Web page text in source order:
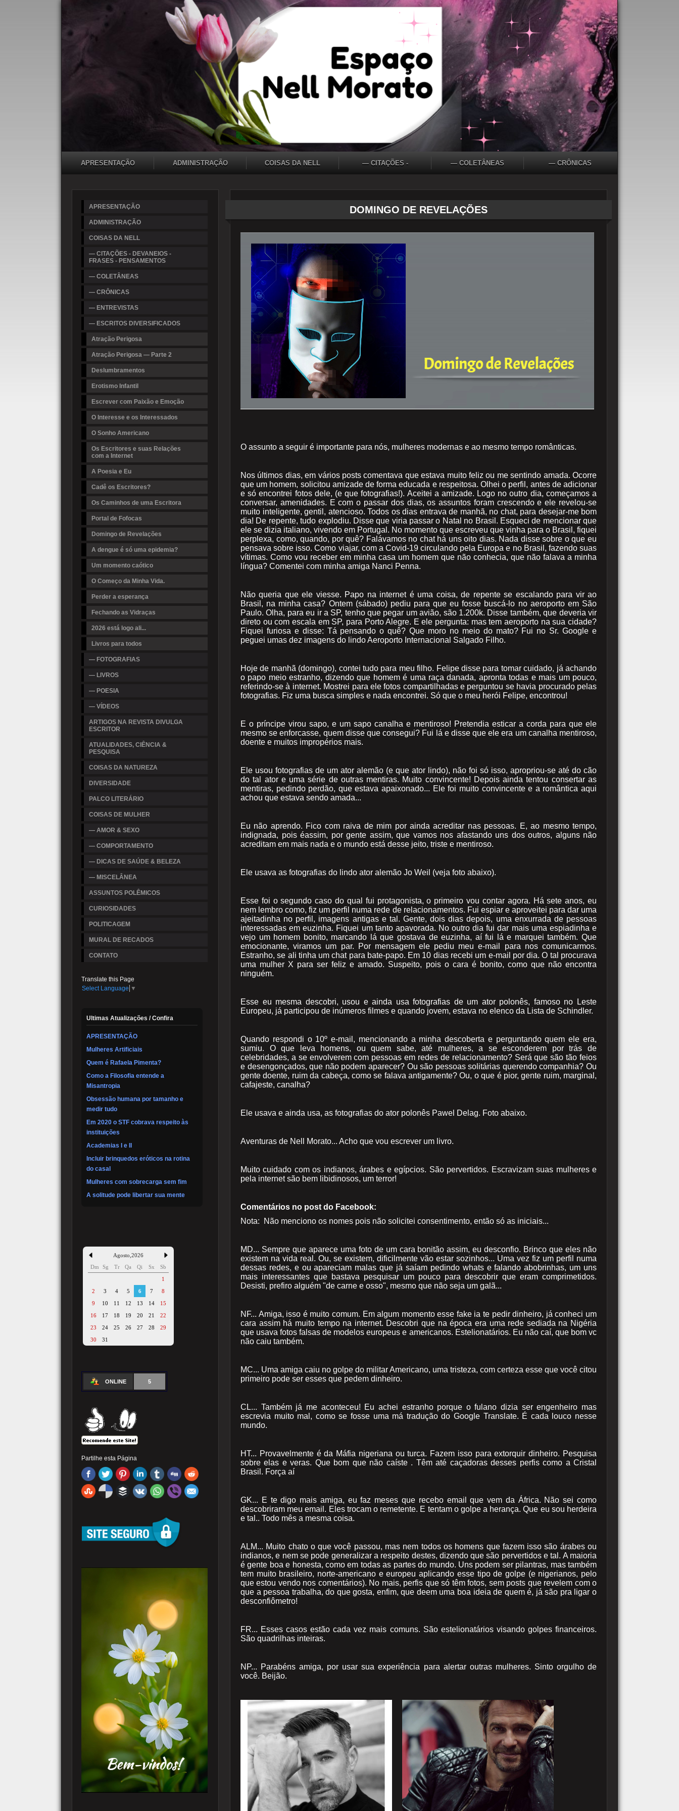
APRESENTAÇÃO ADMINISTRAÇÃO COISAS DA NELL
— CITAÇÕES -
- PENSAMENTOS
— COLETÂNEAS — CRÔNICAS
APRESENTAÇÃO
ADMINISTRAÇÃO
COISAS DA NELL
— CITAÇÕES - DEVANEIOS -
FRASES - PENSAMENTOS
— COLETÂNEAS
— CRÔNICAS
— ENTREVISTAS
— ESCRITOS DIVERSIFICADOS
Atração Perigosa
Atração Perigosa — Parte 2
Deslumbramentos
Erotismo Infantil
Escrever com Paixão e Emoção
O Interesse e os Interessados
O Sonho Americano
Os Escritores e suas Relações
com a Internet
A Poesia e Eu
Cadê os Escritores?
Os Caminhos de uma Escritora
Portal de Fofocas
Domingo de Revelações
A dengue é só uma epidemia?
Um momento caótico
O Começo da Minha Vida.
Perder a esperança
Fechando as Vidraças
2026 está logo ali...
Livros para todos
— FOTOGRAFIAS
— LIVROS
— POESIA
— VÍDEOS
ARTIGOS NA REVISTA DIVULGA
ESCRITOR
ATUALIDADES, CIÊNCIA &
PESQUISA
COISAS DA NATUREZA
DIVERSIDADE
PALCO LITERÁRIO
COISAS DE MULHER
— AMOR & SEXO
— COMPORTAMENTO
— DICAS DE SAÚDE & BELEZA
— MISCELÂNEA
ASSUNTOS POLÊMICOS
CURIOSIDADES
POLITICAGEM
MURAL DE RECADOS
CONTATO
Translate this Page
Select Language ▼
Ultimas Atualizações / Confira
APRESENTAÇÃO
Mulheres Artificiais
Quem é Rafaela Pimenta?
Como a Filosofia entende a
Misantropia
Obsessão humana por tamanho e
medir tudo
Em 2020 o STF cobrava respeito às
instituições
Academias I e II
Incluir brinquedos eróticos na rotina
do casal
Mulheres com sobrecarga sem fim
A solitude pode libertar sua mente
Agosto 2026
Dm
Sg Tr Qa Qi Sx
Sb
1
2
3 4 5 6 7
8
9
10 11 12 13 14
15
16
17 18 19 20 21
22
23
24 25 26 27 28
29
30
31
ONLINE 5
Partilhe esta Página
DOMINGO DE REVELAÇÕES
O assunto a seguir é importante para nós, mulheres modernas e ao mesmo tempo românticas.
Nos últimos dias, em vários posts comentava que estava muito feliz ou me sentindo amada. Ocorre
que um homem, solicitou amizade de forma educada e respeitosa. Olhei o perfil, antes de adicionar
e só encontrei fotos dele, (e que fotografias!). Aceitei a amizade. Logo no outro dia, começamos a
conversar, amenidades. E com o passar dos dias, os assuntos foram crescendo e ele revelou-se
muito inteligente, gentil, atencioso. Todos os dias entrava de manhã, no chat, para desejar-me bom
dia! De repente, tudo explodiu. Disse que viria passar o Natal no Brasil. Esqueci de mencionar que
ele se dizia italiano, vivendo em Portugal. No momento que escreveu que vinha para o Brasil, fiquei
perplexa, como, quando, por quê? Falávamos no chat há uns oito dias. Nada disse sobre o que eu
pensava sobre isso. Como viajar, com a Covid-19 circulando pela Europa e no Brasil, fazendo suas
vítimas. Como vou receber em minha casa um homem que não conhecia, que não falava a minha
língua? Comentei com minha amiga Nanci Penna.
Não queria que ele viesse. Papo na internet é uma coisa, de repente se escalando para vir ao
Brasil, na minha casa? Ontem (sábado) pediu para que eu fosse buscá-lo no aeroporto em São
Paulo. Olha, para eu ir a SP, tenho que pegar um avião, são 1.200k. Disse também, que deveria vir
direto ou com escala em SP, para Porto Alegre. E ele pergunta: mas tem aeroporto na sua cidade?
Fiquei furiosa e disse: Tá pensando o quê? Que moro no meio do mato? Fui no Sr. Google e
peguei umas dez imagens do lindo Aeroporto Internacional Salgado Filho.
Hoje de manhã (domingo), contei tudo para meu filho. Felipe disse para tomar cuidado, já achando
o papo meio estranho, dizendo que homem é uma raça danada, apronta todas e mais um pouco,
referindo-se à internet. Mostrei para ele fotos compartilhadas e perguntou se havia procurado pelas
fotografias. Fiz uma busca simples e nada encontrei. Só que o meu herói Felipe, encontrou!
E o príncipe virou sapo, e um sapo canalha e mentiroso! Pretendia esticar a corda para que ele
mesmo se enforcasse, quem disse que consegui? Fui lá e disse que ele era um canalha mentiroso,
doente e muitos impropérios mais.
Ele usou fotografias de um ator alemão (e que ator lindo), não foi só isso, apropriou-se até do cão
do tal ator e uma série de outras mentiras. Muito convincente! Depois ainda tentou consertar as
mentiras, pedindo perdão, que estava apaixonado... Ele foi muito convincente e a romântica aqui
achou que estava sendo amada...
Eu não aprendo. Fico com raiva de mim por ainda acreditar nas pessoas. E, ao mesmo tempo,
indignada, pois éassim, por gente assim, que vamos nos afastando uns dos outros, alguns não
acreditam em mais nada e o mundo está desse jeito, triste e mentiroso.
Ele usava as fotografias do lindo ator alemão Jo Weil (veja foto abaixo).
Esse foi o segundo caso do qual fui protagonista, o primeiro vou contar agora. Há sete anos, eu
nem lembro como, fiz um perfil numa rede de relacionamentos. Fui espiar e aproveitei para dar uma
ajeitadinha no perfil, imagens antigas e tal. Gente, dois dias depois, uma enxurrada de pessoas
interessadas em euzinha. Fiquei um tanto apavorada. No outro dia fui dar mais uma espiadinha e
vejo um homem bonito, marcando lá que gostava de euzinha, aí fui lá e marquei também. Que
emocionante, viramos um par. Por mensagem ele pediu meu e-mail para nos comunicarmos.
Estranho, se ali tinha um chat para bate-papo. Em 10 dias recebi um e-mail por dia. O tal procurava
uma mulher X para ser feliz e amado. Suspeito, pois o cara é bonito, como que não encontra
ninguém.
Esse eu mesma descobri, usou e ainda usa fotografias de um ator polonês, famoso no Leste
Europeu, já participou de inúmeros filmes e quando jovem, estava no elenco da Lista de Schindler.
Quando respondi o 10º e-mail, mencionando a minha descoberta e perguntando quem ele era,
sumiu. O que leva homens, ou quem sabe, até mulheres, a se esconderem por trás de
celebridades, a se envolverem com pessoas em redes de relacionamento? Será que são tão feios
e desengonçados, que não podem aparecer? Ou são pessoas solitárias querendo companhia? Ou
gente doente, ruim da cabeça, como se falava antigamente? Ou, o que é pior, gente ruim, marginal,
cafajeste, canalha?
Ele usava e ainda usa, as fotografias do ator polonês Pawel Delag. Foto abaixo.
Aventuras de Nell Morato... Acho que vou escrever um livro.
Muito cuidado com os indianos, árabes e egípcios. São pervertidos. Escravizam suas mulheres e
pela internet são bem libidinosos, um terror!
Comentários no post do Facebook:
Nota: Não menciono os nomes pois não solicitei consentimento, então só as iniciais...
MD... Sempre que aparece uma foto de um cara bonitão assim, eu desconfio. Brinco que eles não
existem na vida real. Ou, se existem, dificilmente vão estar sozinhos... Uma vez fiz um perfil numa
dessas redes, e ou apareciam malas que já saíam pedindo whats e falando abobrinhas, um uns
mais interessantes que bastava pesquisar um pouco para descobrir que eram comprimetidos.
Desisti, prefiro alguém "de carne e osso", mesmo que não seja um galã...
NF... Amiga, isso é muito comum. Em algum momento esse fake ia te pedir dinheiro, já conheci um
cara assim há muito tempo na internet. Descobri que na época era uma rede sediada na Nigéria
que usava fotos falsas de modelos europeus e americanos. Estelionatários. Eu não caí, que bom vc
não caiu também.
MC... Uma amiga caiu no golpe do militar Americano, uma tristeza, com certeza esse que você citou
primeiro pode ser esses que pedem dinheiro.
CL... Também já me aconteceu! Eu achei estranho porque o fulano dizia ser engenheiro mas
escrevia muito mal, como se fosse uma má tradução do Google Translate. É cada louco nesse
mundo.
HT... Provavelmente é da Máfia nigeriana ou turca. Fazem isso para extorquir dinheiro. Pesquisa
sobre elas e veras. Que bom que não caíste . Têm até caçadoras desses perfis como a Cristal
Brasil. Força aí
GK... E te digo mais amiga, eu faz meses que recebo email que vem da África. Não sei como
descobriram meu email. Eles trocam o remetente. E tentam o golpe a herança. Que eu sou herdeira
e tal.. Todo mês a mesma coisa.
ALM... Muito chato o que você passou, mas nem todos os homens que fazem isso são árabes ou
indianos, e nem se pode generalizar a respeito destes, dizendo que são pervertidos e tal. A maioria
é gente boa e honesta, como em todas as partes do mundo. Uns podem ser pilantras, mas também
tem muito brasileiro, norte-americano e europeu aplicando esse tipo de golpe (e nigerianos, pelo
que estou vendo nos comentários). No mais, perfis que só têm fotos, sem posts que revelem com o
que a pessoa trabalha, do que gosta, enfim, que deem uma boa ideia de quem é, já são pra ligar o
desconfiômetro!
FR... Esses casos estão cada vez mais comuns. São estelionatários visando golpes financeiros.
São quadrilhas inteiras.
NP... Parabéns amiga, por usar sua experiência para alertar outras mulheres. Sinto orgulho de
você. Beijão.